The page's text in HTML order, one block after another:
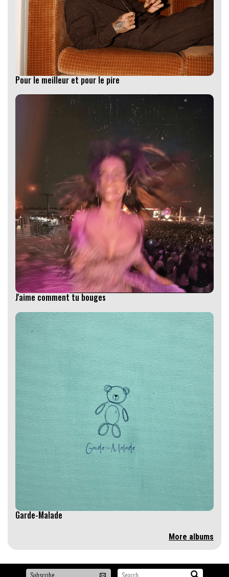
Pour le meilleur et pour le pire
J'aime comment tu bouges
Garde-Malade
More albums